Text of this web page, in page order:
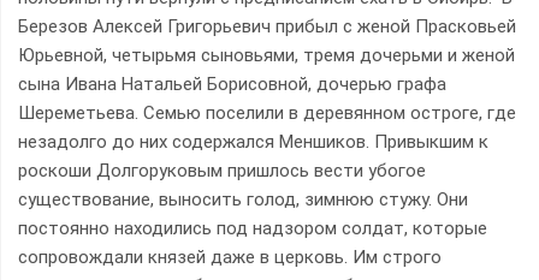
Березов Алексей Григорьевич прибыл с женой Прасковьей
Юрьевной, четырьмя сыновьями, тремя дочерьми и женой
сына Ивана Натальей Борисовной, дочерью графа
Шереметьева. Семью поселили в деревянном остроге, где
незадолго до них содержался Меншиков. Привыкшим к
роскоши Долгоруковым пришлось вести убогое
существование, выносить голод, зимнюю стужу. Они
постоянно находились под надзором солдат, которые
сопровождали князей даже в церковь. Им строго